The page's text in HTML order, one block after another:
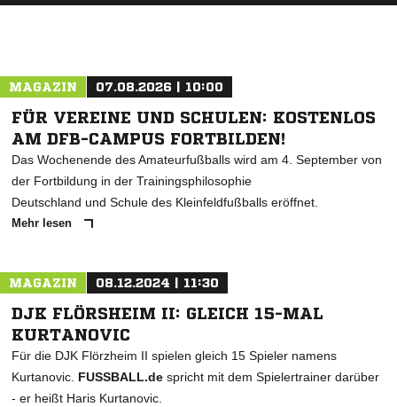
MAGAZIN 07.08.2026 | 10:00
FÜR VEREINE UND SCHULEN: KOSTENLOS
AM DFB-CAMPUS FORTBILDEN!
Das Wochenende des Amateurfußballs wird am 4. September von
der Fortbildung in der Trainingsphilosophie
Deutschland und Schule des Kleinfeldfußballs eröffnet.
Mehr lesen
MAGAZIN 08.12.2024 | 11:30
DJK FLÖRSHEIM II: GLEICH 15-MAL
KURTANOVIC
Für die DJK Flörzheim II spielen gleich 15 Spieler namens
Kurtanovic. FUSSBALL.de spricht mit dem Spielertrainer darüber
- er heißt Haris Kurtanovic.